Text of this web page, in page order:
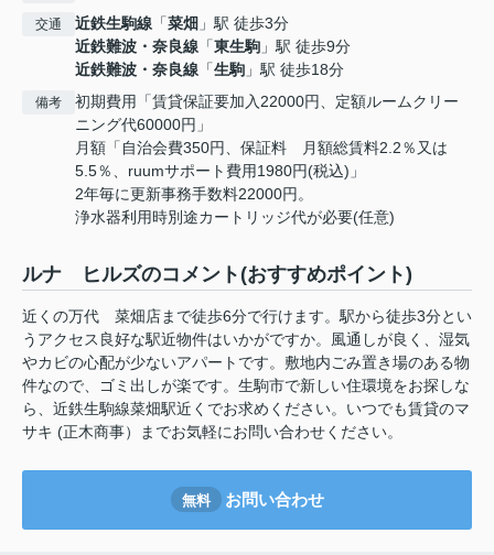
交通 近鉄生駒線 「菜畑 」駅 徒歩3分
近鉄難波・奈良線 「東生駒 」駅 徒歩9分
近鉄難波・奈良線 「生駒 」駅 徒歩18分
備考
初期費用「賃貸保証要加入22000円、定額ルームクリー
ニング代60000円」
月額「自治会費350円、保証料 月額総賃料2.2％又は
5.5％、ruumサポート費用1980円(税込)」
2年毎に更新事務手数料22000円。
浄水器利用時別途カートリッジ代が必要(任意)
ルナ ヒルズのコメント(おすすめポイント)
近くの万代 菜畑店まで徒歩6分で行けます。駅から徒歩3分とい
うアクセス良好な駅近物件はいかがですか。風通しが良く、湿気
やカビの心配が少ないアパートです。敷地内ごみ置き場のある物
件なので、ゴミ出しが楽です。生駒市で新しい住環境をお探しな
ら、近鉄生駒線菜畑駅近くでお求めください。いつでも賃貸のマ
サキ (正木商事）までお気軽にお問い合わせください。
無料 お問い合わせ